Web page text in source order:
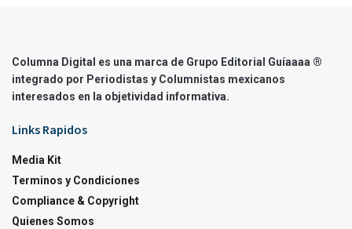
Columna Digital es una marca de Grupo Editorial Guíaaaa ®
integrado por Periodistas y Columnistas mexicanos
interesados en la objetividad informativa.
Links Rapidos
Media Kit
Terminos y Condiciones
Compliance & Copyright
Quienes Somos